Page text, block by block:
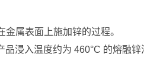
金属表面上施加锌的过程。
浸入温度约为 460°C 的熔融